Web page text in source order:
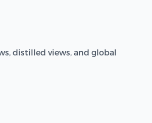
distilled views, and global